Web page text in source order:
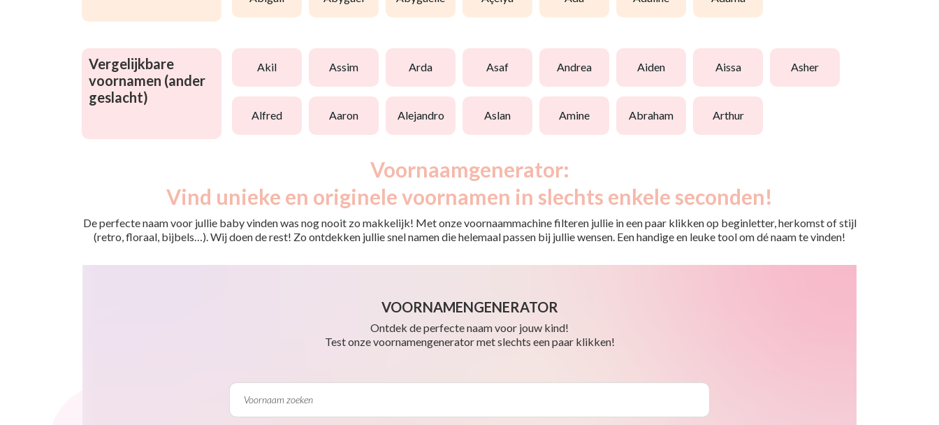
Vergelijkbare
voornamen (ander
geslacht)
akil assim arda asaf andrea aiden aissa asher
alfred aaron alejandro aslan amine abraham arthur
Voornaamgenerator:
Vind unieke en originele voornamen in slechts enkele seconden!
De perfecte naam voor jullie baby vinden was nog nooit zo makkelijk! Met onze voornaammachine filteren jullie in een paar klikken op beginletter, herkomst of stijl
(retro, floraal, bijbels…). Wij doen de rest! Zo ontdekken jullie snel namen die helemaal passen bij jullie wensen. Een handige en leuke tool om dé naam te vinden!
VOORNAMENGENERATOR
Ontdek de perfecte naam voor jouw kind!
Test onze voornamengenerator met slechts een paar klikken!